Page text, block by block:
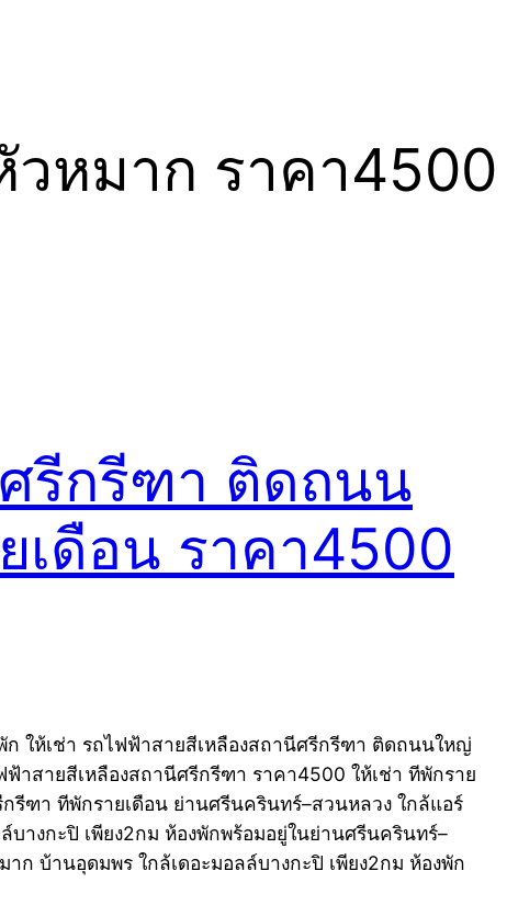
หมาก ราคา4500
รีกรีฑา ติดถนน
เดือน ราคา4500
ให้เช่า รถไฟฟ้าสายสีเหลืองสถานีศรีกรีฑา ติดถนนใหญ่
สายสีเหลืองสถานีศรีกรีฑา ราคา4500 ให้เช่า ทีพักราย
ฑา ทีพักรายเดือน ย่านศรีนครินทร์–สวนหลวง ใกล้แอร์
างกะปิ เพียง2กม ห้องพักพร้อมอยู่ในย่านศรีนครินทร์–
บ้านอุดมพร ใกล้เดอะมอลล์บางกะปิ เพียง2กม ห้องพัก